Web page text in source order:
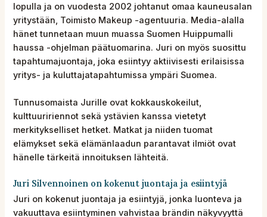
lopulla ja on vuodesta 2002 johtanut omaa kauneusalan
yritystään, Toimisto Makeup -agentuuria. Media-alalla
hänet tunnetaan muun muassa Suomen Huippumalli
haussa -ohjelman päätuomarina. Juri on myös suosittu
tapahtumajuontaja, joka esiintyy aktiivisesti erilaisissa
yritys- ja kuluttajatapahtumissa ympäri Suomea.
Tunnusomaista Jurille ovat kokkauskokeilut,
kulttuuririennot sekä ystävien kanssa vietetyt
merkitykselliset hetket. Matkat ja niiden tuomat
elämykset sekä elämänlaadun parantavat ilmiöt ovat
hänelle tärkeitä innoituksen lähteitä.
Juri Silvennoinen on kokenut juontaja ja esiintyjä
Juri on kokenut juontaja ja esiintyjä, jonka luonteva ja
vakuuttava esiintyminen vahvistaa brändin näkyvyyttä